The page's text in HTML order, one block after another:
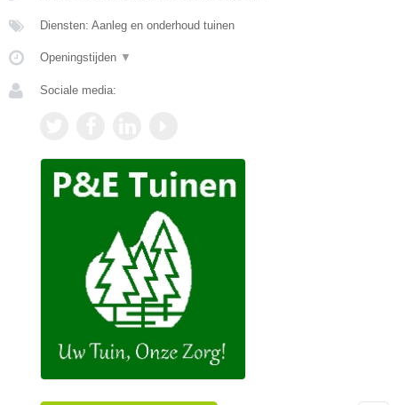
Diensten: Aanleg en onderhoud tuinen
Openingstijden ▼
Sociale media: